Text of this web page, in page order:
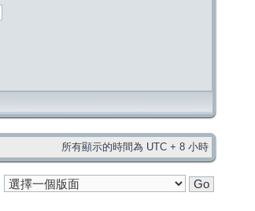
所有顯示的時間為 UTC + 8 小時